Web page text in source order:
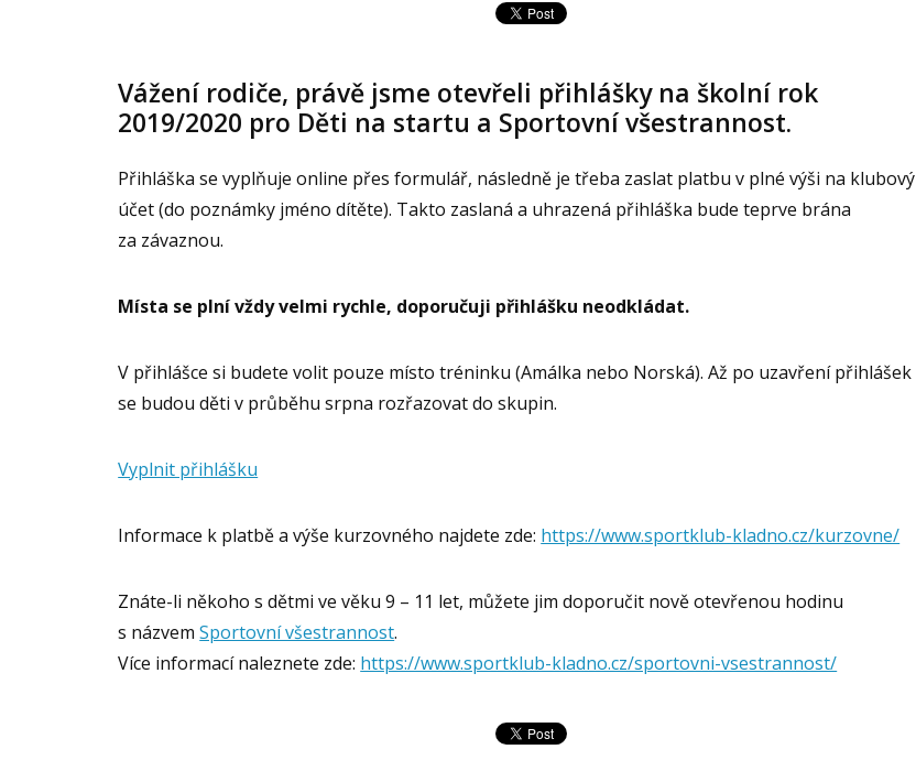
Vážení rodiče, právě jsme otevřeli přihlášky na školní rok
2019/2020 pro Děti na startu a Sportovní všestrannost.
Přihláška se vyplňuje online přes formulář, následně je třeba zaslat platbu v plné výši na klubový
účet (do poznámky jméno dítěte). Takto zaslaná a uhrazená přihláška bude teprve brána
za závaznou.
Místa se plní vždy velmi rychle, doporučuji přihlášku neodkládat.
V přihlášce si budete volit pouze místo tréninku (Amálka nebo Norská). Až po uzavření přihlášek
se budou děti v průběhu srpna rozřazovat do skupin.
Vyplnit přihlášku
Informace k platbě a výše kurzovného najdete zde: https://www.sportklub-kladno.cz/kurzovne/
Znáte-li někoho s dětmi ve věku 9 – 11 let, můžete jim doporučit nově otevřenou hodinu
s názvemSportovní všestrannost.
Více informací naleznete zde: https://www.sportklub-kladno.cz/sportovni-vsestrannost/